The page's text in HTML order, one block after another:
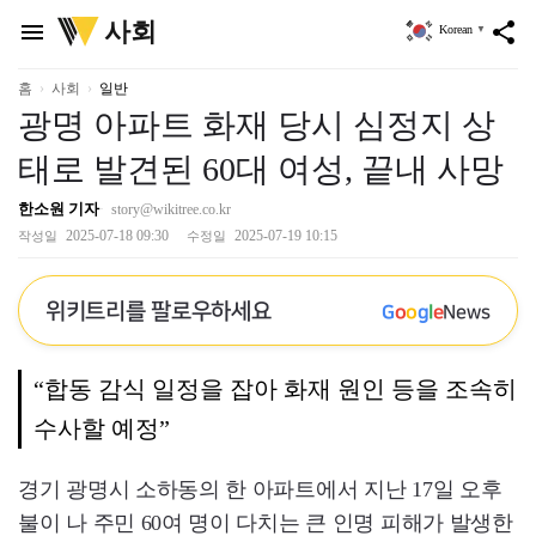
menu
위
키
리
사회 share
Korean ▼
홈 사회 일반
광명 아파트 화재 당시 심정지 상
태로 발견된 60대 여성, 끝내 사망
한소원 기자 story@wikitree.co.kr
작성일 2025-07-18 09:30 수정일 2025-07-19 10:15
위키트리를 팔로우하세요 GoogleNews
“합동 감식 일정을 잡아 화재 원인 등을 조속히
수사할 예정”
경기 광명시 소하동의 한 아파트에서 지난 17일 오후
불이 나 주민 60여 명이 다치는 큰 인명 피해가 발생한